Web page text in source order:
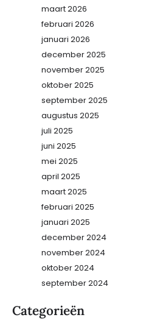
maart 2026
februari 2026
januari 2026
december 2025
november 2025
oktober 2025
september 2025
augustus 2025
juli 2025
juni 2025
mei 2025
april 2025
maart 2025
februari 2025
januari 2025
december 2024
november 2024
oktober 2024
september 2024
Categorieën